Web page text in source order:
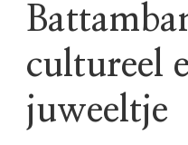
cultureel
juweeltje